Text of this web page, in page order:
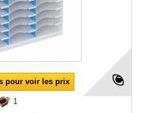
pour voir les prix
1